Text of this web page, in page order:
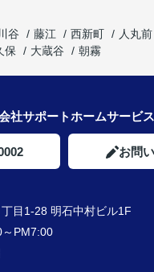
谷 藤江 西新町
人丸前
保 大蔵谷 朝霧
社サポートホームサービス
お問
目1-28 明石中村ビル1F
PM7:00